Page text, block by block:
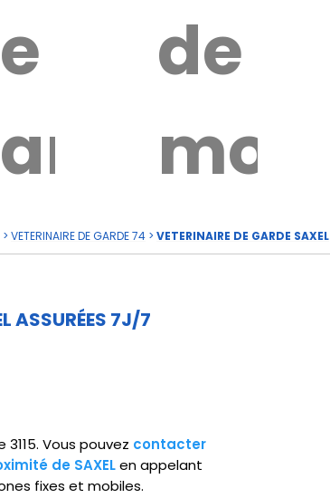
de
moi
> VETERINAIRE DE GARDE 74 > VETERINAIRE DE GARDE SAXEL
ASSURÉES 7J/7
3115. Vous pouvez contacter
de SAXELen appelant
fixes et mobiles.